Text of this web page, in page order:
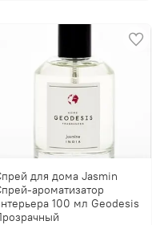
для дома Jasmin
ароматизатор
100 мл Geodesis